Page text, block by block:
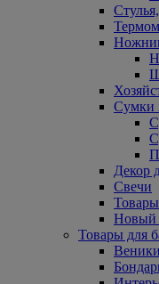
Сумки
Декор
Свечи
Новый
Товары для